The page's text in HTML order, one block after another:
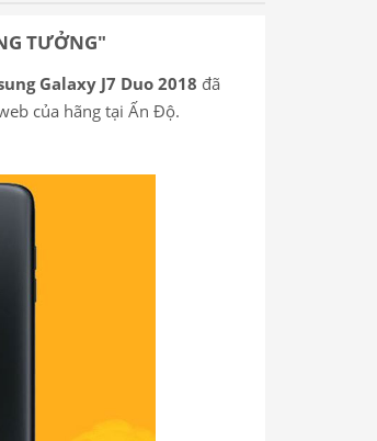
TƯỞNG"
Galaxy J7 Duo 2018 đã
của hãng tại Ấn Độ.